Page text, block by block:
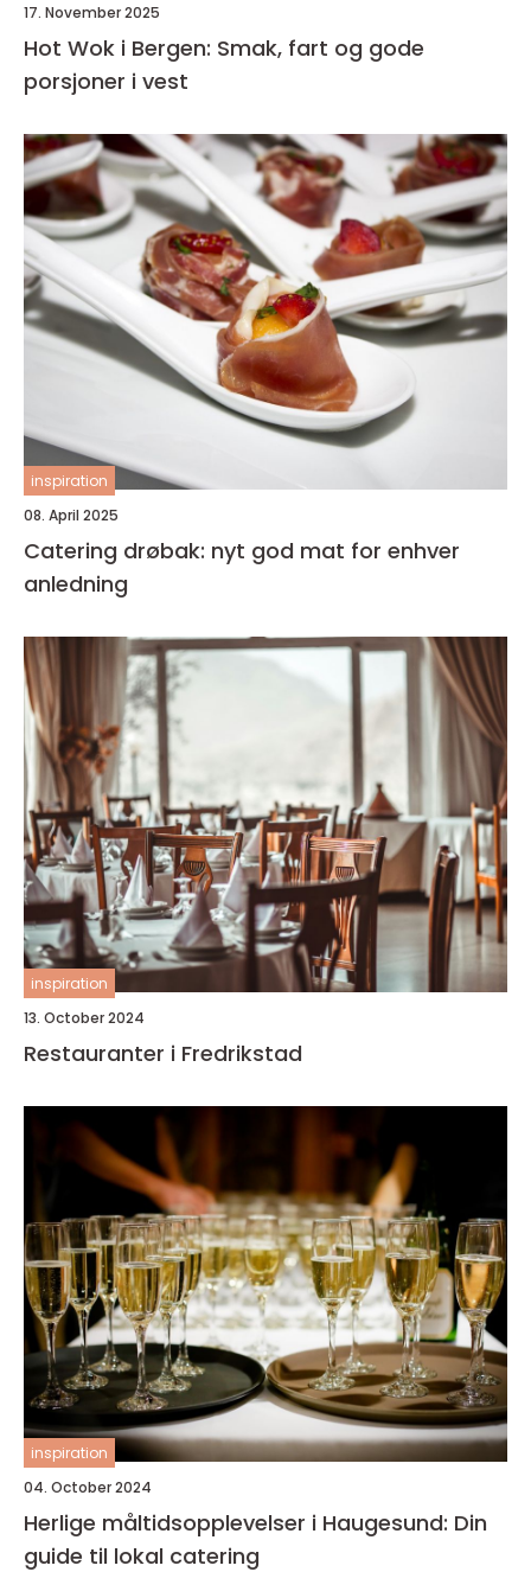
17. November 2025
Hot Wok i Bergen: Smak, fart og gode
porsjoner i vest
inspiration
08. April 2025
Catering drøbak: nyt god mat for enhver
anledning
inspiration
13. October 2024
Restauranter i Fredrikstad
inspiration
04. October 2024
Herlige måltidsopplevelser i Haugesund: Din
guide til lokal catering